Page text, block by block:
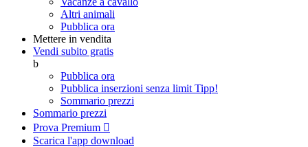
Altri animali
Pubblica ora
Mettere in vendita
Vendi subito gratis
b
Pubblica ora
Pubblica inserzioni senza limit Tipp!
Sommario prezzi
Sommario prezzi
Prova Premium 
Scarica l'app download